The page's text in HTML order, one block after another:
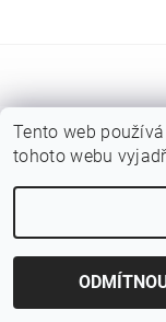
2026 © Kaprařina.cz,
Tento web
tohoto webu